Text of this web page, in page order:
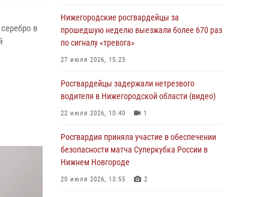
в
Нижегородские росгвардейцы за
прошедшую неделю выезжали более 670 раз
по сигналу «тревога»
27 июля 2026, 15:23
Росгвардейцы задержали нетрезвого
водителя в Нижегородской области (видео)
22 июля 2026, 10:40 1
Росгвардия приняла участие в обеспечении
безопасности матча Суперкубка России в
Нижнем Новгороде
20 июля 2026, 13:55 2